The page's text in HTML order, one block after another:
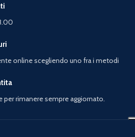
online scegliendo uno fra i metodi
per rimanere sempre aggiornato.